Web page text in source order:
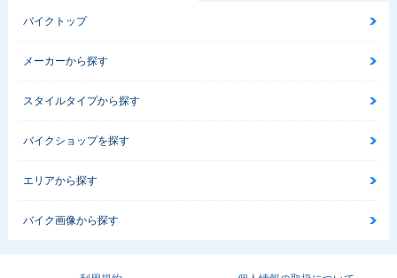
バイクトップ
メーカーから探す
スタイルタイプから探す
バイクショップを探す
エリアから探す
バイク画像から探す